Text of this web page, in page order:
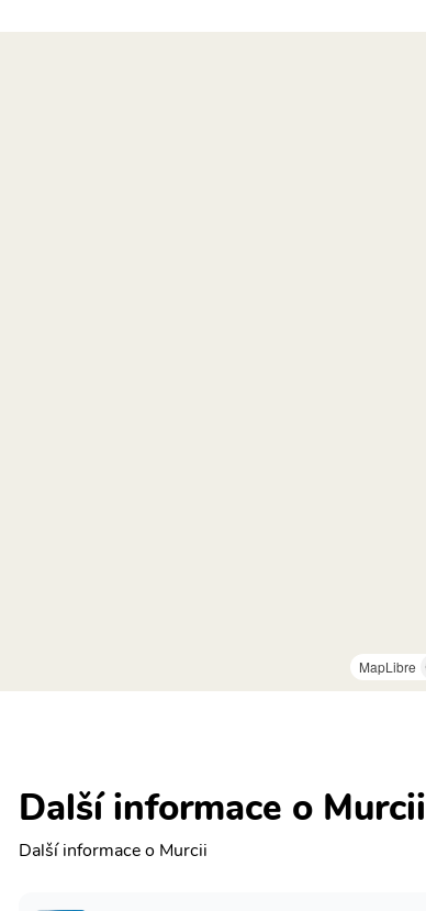
MapLibre
Další informace o Murcii
Další informace o Murcii